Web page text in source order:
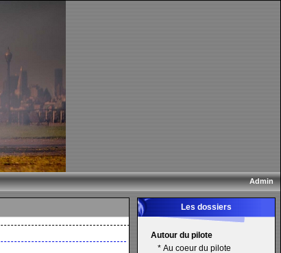
Admin
Les dossiers
Autour du pilote
* Au coeur du pilote